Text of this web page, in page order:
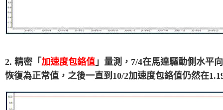
2. 精密「 加速度包絡值 」量測，7/4在馬達驅動側水平
恢復為正常值 ，之後一直到10/2加速度包絡值仍然在